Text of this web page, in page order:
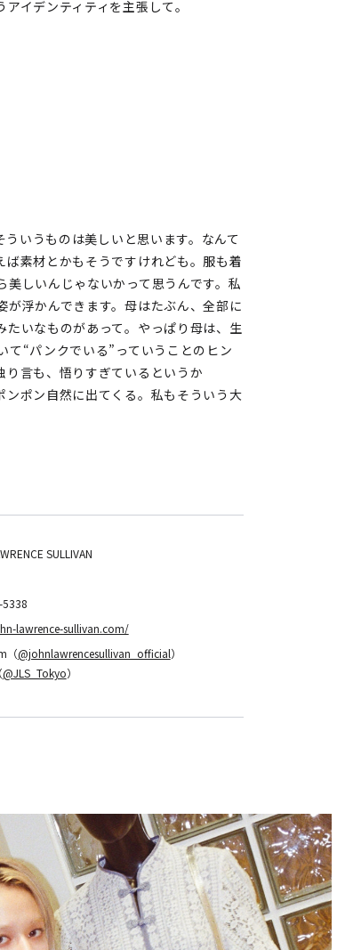
イデンティティを主張して。
ういうものは美しいと思います。なんて
素材とかもそうですけれども。服も着
しいんじゃないかって思うんです。私
浮かんできます。母はたぶん、全部に
いなものがあって。やっぱり母は、生
て“パンクでいる”っていうことのヒン
り言も、悟りすぎているというか
ンポン自然に出てくる。私もそういう大
SULLIVAN
lawrence-sullivan.com/
（@johnlawrencesullivan_official）
@JLS_Tokyo）